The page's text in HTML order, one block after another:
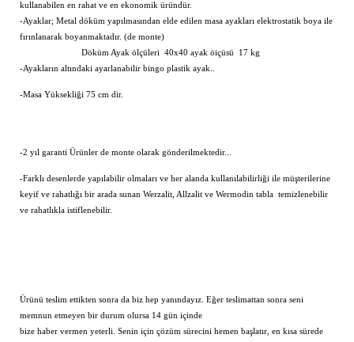
kullanabilen en rahat ve en ekonomik üründür.
-Ayaklar; Metal döküm yapılmasından elde edilen masa ayakları elektrostatik boya ile
fırınlanarak boyanmaktadır. (de monte)
Döküm Ayak ölçüleri 40x40 ayak öiçüsü 17 kg
-Ayakların altındaki ayarlanabilir bingo plastik ayak..
-Masa Yüksekliği 75 cm dir.
-2 yıl garanti Ürünler de monte olarak gönderilmektedir...
-Farklı desenlerde yapılabilir olmaları ve her alanda kullanılabilirliği ile müşterilerine
keyif ve rahatlığı bir arada sunan Werzalit, Allzalit ve Wermodin tabla temizlenebilir
ve rahatlıkla istiflenebilir.
Ürünü teslim ettikten sonra da biz hep yanındayız. Eğer teslimattan sonra seni
memnun etmeyen bir durum olursa 14 gün içinde
bize haber vermen yeterli. Senin için çözüm sürecini hemen başlatır, en kısa sürede